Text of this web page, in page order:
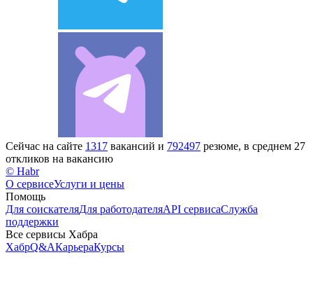
Сейчас на сайте 1317 вакансий и 792497 резюме, в среднем 27
откликов на вакансию
© Habr
О сервисеУслуги и цены
Помощь
Для соискателяДля работодателяAPI сервисаСлужба
поддержки
Все сервисы Хабра
ХабрQ&AКарьераКурсы